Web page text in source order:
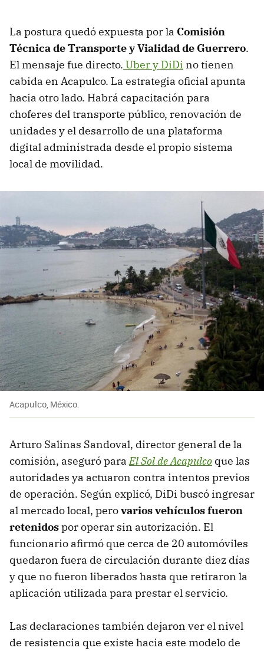
La postura quedó expuesta por la Comisión
Técnica de Transporte y Vialidad de Guerrero.
El mensaje fue directo. Uber y DiDi no tienen
cabida en Acapulco. La estrategia oficial apunta
hacia otro lado. Habrá capacitación para
choferes del transporte público, renovación de
unidades y el desarrollo de una plataforma
digital administrada desde el propio sistema
local de movilidad.
Acapulco, México.
Arturo Salinas Sandoval, director general de la
comisión, aseguró paraEl Sol de Acapulco que las
autoridades ya actuaron contra intentos previos
de operación. Según explicó, DiDi buscó ingresar
al mercado local, perovarios vehículos fueron
retenidospor operar sin autorización. El
funcionario afirmó que cerca de 20 automóviles
quedaron fuera de circulación durante diez días
y que no fueron liberados hasta que retiraron la
aplicación utilizada para prestar el servicio.
Las declaraciones también dejaron ver el nivel
de resistencia que existe hacia este modelo de